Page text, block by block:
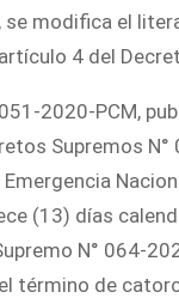
modifica el
4 del
2020-PCM,
Supremos N°
(13) días
N° 064-
término de